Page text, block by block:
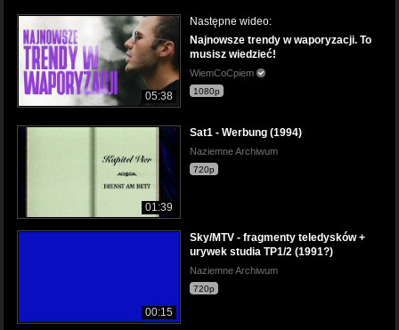
05:38
Następne wideo:
Najnowsze trendy w waporyzacji. To
musisz wiedzieć!
WiemCoCpiem
1080p
01:39
Sat1 - Werbung (1994)
Naziemne Archiwum
720p
00:15
Sky/MTV - fragmenty teledysków +
urywek studia TP1/2 (1991?)
Naziemne Archiwum
720p